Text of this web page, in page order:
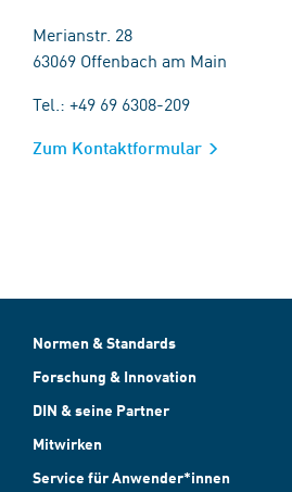
Merianstr. 28
63069 Offenbach am Main
Tel.: +49 69 6308-209
Zum Kontaktformular
Normen & Standards
Forschung & Innovation
DIN & seine Partner
Mitwirken
Service für Anwender*innen